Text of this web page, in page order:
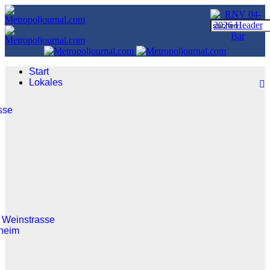
Start
Lokales